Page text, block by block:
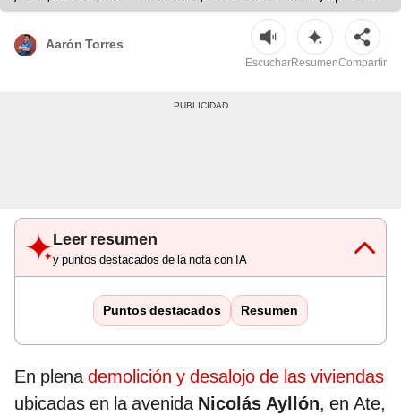
América TV
Aarón Torres
EscucharResumenCompartir
Leer resumen
y puntos destacados de la nota con IA
Puntos destacados Resumen
En plenademolición y desalojo de las viviendas
ubicadas en la avenida Nicolás Ayllón, en Ate,